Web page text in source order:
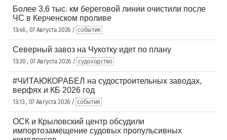
Более 3,6 тыс. км береговой линии очистили после
ЧС в Керченском проливе
13:46 , 07 Августа 2026 / события
Северный завоз на Чукотку идет по плану
13:30 , 07 Августа 2026 / судоходство
#ЧИТАЮКОРАБЕЛ на судостроительных заводах,
верфях и КБ 2026 год
13:13 , 07 Августа 2026 / события
ОСК и Крыловский центр обсудили
импортозамещение судовых пропульсивных